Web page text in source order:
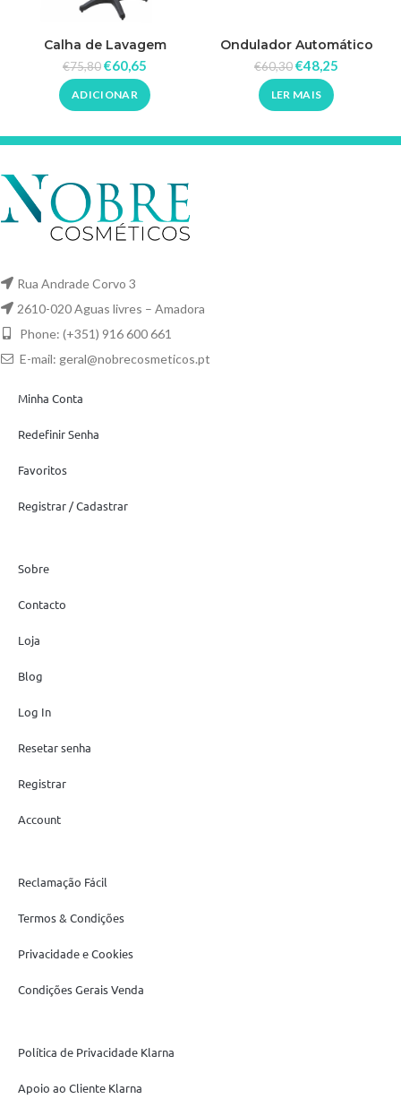
Calha de Lavagem
Reclinável Rickiparodi
€75,80€60,65
ADICIONAR
Ondulador Automático
Fastwave
€60,30€48,25
LER MAIS
Rua Andrade Corvo 3
2610-020 Aguas livres – Amadora
Phone: (+351) 916 600 661
E-mail: geral@nobrecosmeticos.pt
Minha Conta
Redefinir Senha
Favoritos
Registrar / Cadastrar
Sobre
Contacto
Loja
Blog
Log In
Resetar senha
Registrar
Account
Reclamação Fácil
Termos & Condições
Privacidade e Cookies
Condições Gerais Venda
Política de Privacidade Klarna
Apoio ao Cliente Klarna